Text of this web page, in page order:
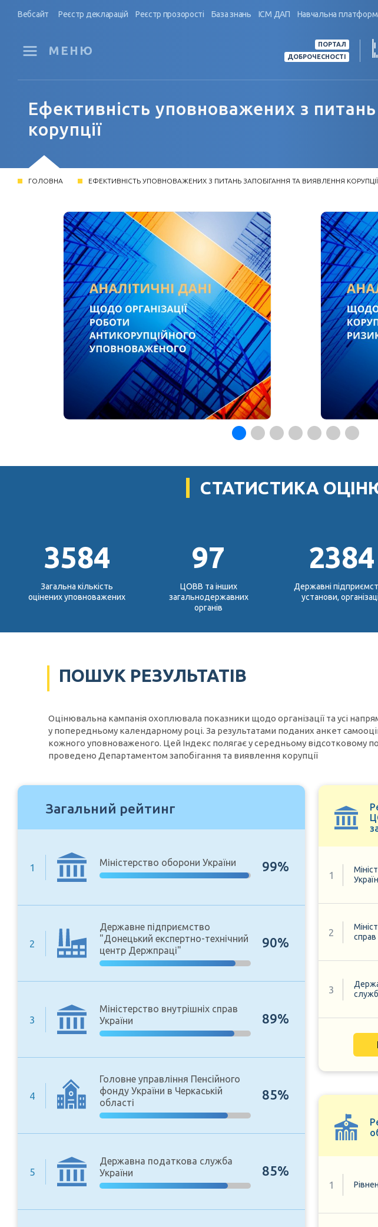
Вебсайт Реєстр декларацій Реєстр прозорості База знань ІСМ ДАП Навчальна
МЕНЮ
ПОРТАЛ
ДОБРОЧЕСНОСТІ
Ефективність уповноважених з
корупції
ГОЛОВНА ЕФЕКТИВНІСТЬ УПОВНОВАЖЕНИХ З ПИТАНЬ ЗАПОБІГАННЯ ТА ВИЯВЛЕННЯ КОРУПЦІЇ
СТАТИСТИКА
3584
Загальна кількість
оцінених уповноважених
97
ЦОВВ та інших
загальнодержавних
органів
2384
Державні
установи,
ПОШУК РЕЗУЛЬТАТІВ
Оцінювальна кампанія охоплювала показники щодо організації та усі
у попередньому календарному році. За результатами поданих анкет
кожного уповноваженого. Цей Індекс полягає у середньому відсотковому
проведено Департаментом запобігання та виявлення корупції
Загальний рейтинг
1 Міністерство оборони України 99%
2
Державне підприємство
"Донецький експертно-технічний
центр Держпраці"
90%
3
Міністерство внутрішніх справ
України
89%
4
Головне управління Пенсійного
фонду України в Черкаській
області
85%
5
Державна податкова служба
України
85%
1
2
справ
3
1